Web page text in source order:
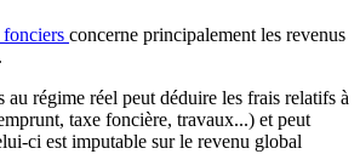
fonciers concerne principalement les revenus
régime réel peut déduire les frais relatifs à
taxe foncière, travaux...) et peut
ci est imputable sur le revenu global